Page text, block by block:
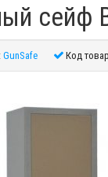
сейф
GunSafe Код